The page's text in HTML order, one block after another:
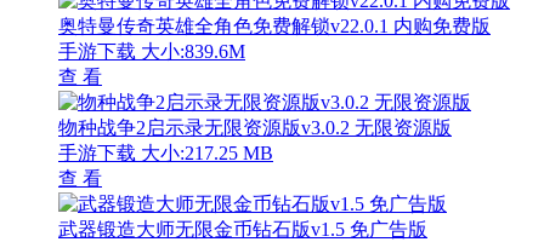
奥特曼传奇英雄全角色免费解锁v22.0.1 内购免费版
手游下载 大小:839.6M
查 看
物种战争2启示录无限资源版v3.0.2 无限资源版
手游下载 大小:217.25 MB
查 看
武器锻造大师无限金币钻石版v1.5 免广告版